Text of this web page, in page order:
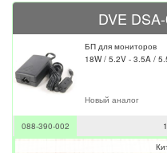
DVE
БП для мониторов
18W / 5.2V - 3.5A /
Новый аналог
088-390-002